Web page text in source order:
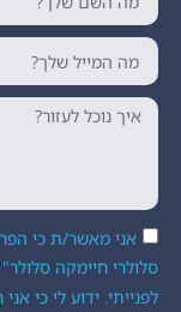
של "החברה לשיווק
לצורך טיפול ומענה
את תיקונו או